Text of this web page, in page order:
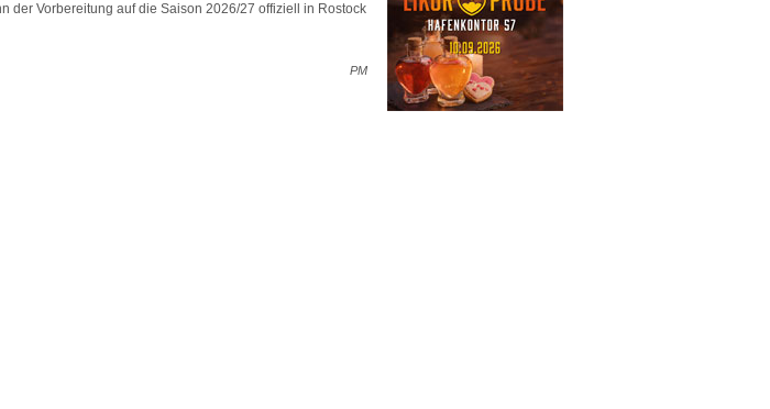
der Vorbereitung auf die Saison 2026/27 offiziell in Rostock
PM